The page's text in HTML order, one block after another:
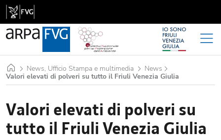
HomeNews, Ufficio Stampa e multimedia
News
Valori elevati di polveri su tutto il Friuli Venezia Giulia
Valori elevati di polveri su
tutto il Friuli Venezia Giulia